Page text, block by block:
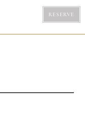
RESERVE